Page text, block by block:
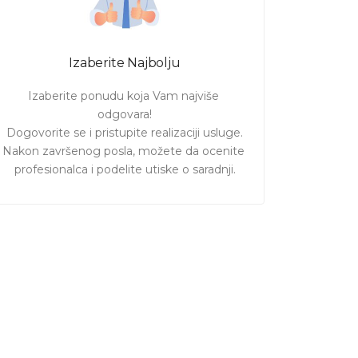
Izaberite Najbolju
Izaberite ponudu koja Vam najviše
odgovara!
Dogovorite se i pristupite realizaciji usluge.
Nakon završenog posla, možete da ocenite
profesionalca i podelite utiske o saradnji.